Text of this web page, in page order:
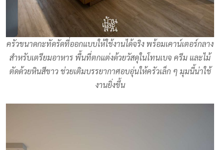
ครัวขนาดกะทัดรัดที่ออกแบบให้ใช้งานได้จริง พร้อมเคาน์เตอร์กลาง
สำหรับเตรียมอาหาร พื้นที่ตกแต่งด้วยวัสดุในโทนเบจ ครีม และไม้
ตัดด้วยหินสีขาว ช่วยเติมบรรยากาศอบอุ่นให้ครัวเล็ก ๆ มุมนี้น่าใช้
งานยิ่งขึ้น